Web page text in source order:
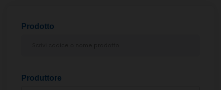
Prodotto
Produttore